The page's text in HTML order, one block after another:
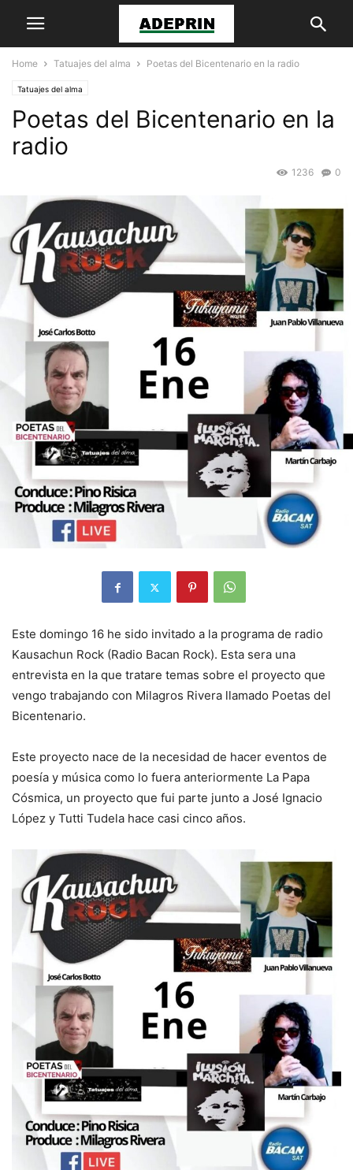
Home Tatuajes del alma Poetas del Bicentenario en la radio
Tatuajes del alma
Poetas del Bicentenario en la
radio
0
1236
Este domingo 16 he sido invitado a la programa de radio
Kausachun Rock (Radio Bacan Rock). Esta sera una
entrevista en la que tratare temas sobre el proyecto que
vengo trabajando con Milagros Rivera llamado Poetas del
Bicentenario.
Este proyecto nace de la necesidad de hacer eventos de
poesía y música como lo fuera anteriormente La Papa
Cósmica, un proyecto que fui parte junto a José Ignacio
López y Tutti Tudela hace casi cinco años.